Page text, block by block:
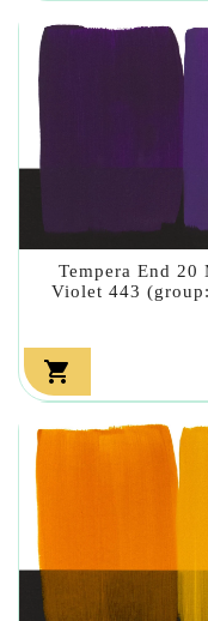
Tempera End 20
Violet 443
